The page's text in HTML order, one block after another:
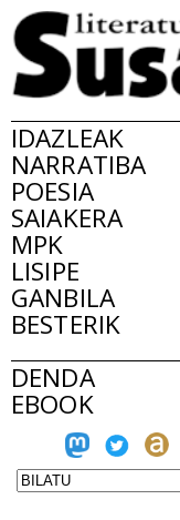
IDAZLEAK
NARRATIBA
POESIA
SAIAKERA
MPK
LISIPE
GANBILA
BESTERIK
DENDA
EBOOK